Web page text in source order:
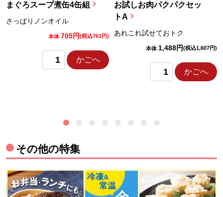
まぐろスープ煮缶4缶組
さっぱりノンオイル
本体 705円(税込761円)
かごへ
お試しお肉パクパクセッ
トA
あれこれ試せておトク
本体 1,488円(税込1,607円)
かごへ
その他の特集